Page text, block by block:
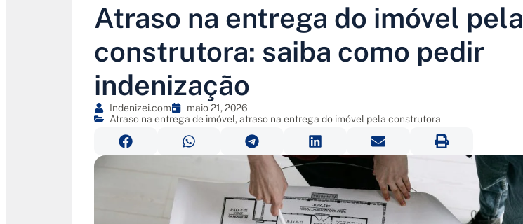
Atraso na entrega do imóvel pela
construtora: saiba como pedir
indenização
Indenizei.com
maio 21, 2026
Atraso na entrega de imóvel, atraso na entrega do imóvel pela construtora